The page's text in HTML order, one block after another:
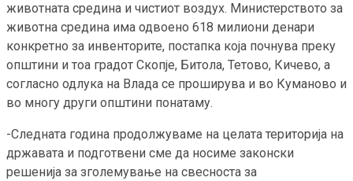
животната средина и чистиот воздух. Министерството за
животна средина има одвоено 618 милиони денари
конкретно за инвенторите, постапка која почнува преку
општини и тоа градот Скопје, Битола, Тетово, Кичево, а
согласно одлука на Влада се проширува и во Куманово и
во многу други општини понатаму.
-Следната година продолжуваме на целата територија на
државата и подготвени сме да носиме законски
решенија за зголемување на свесноста за